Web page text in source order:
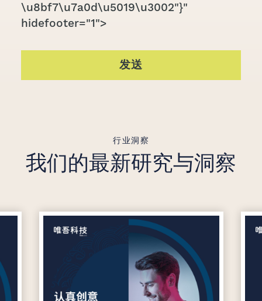
\u8bf7\u7a0d\u5019\u3002"}"
hidefooter="1">
发送
行业洞察
我们的最新研究与洞察